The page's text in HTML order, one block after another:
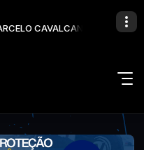
CAVALCANTE